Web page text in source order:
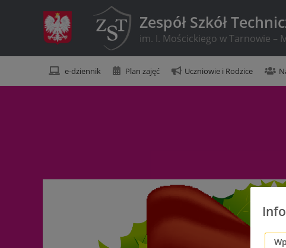
Zespół Szkół
im. I. Mościckiego w Tarnowie –
e-dziennik Plan zajęć Uczniowie i Rodzice